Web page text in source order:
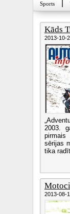
Sports
Kāds
2013-10-
2003.
pirmais
sērijas
tika
2013-08-